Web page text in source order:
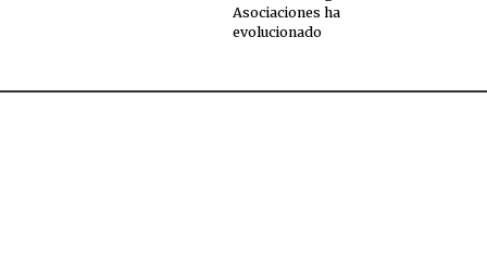
Asociaciones ha
evolucionado